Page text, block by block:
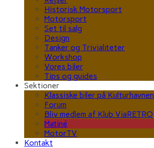
Historisk Motorsport
Motorsport
Set til salg
Design
Tanker og Trivialiteter
Workshop
Vores biler
Tips og guides
Sektioner
Klassiske biler på Kulturhavnen
Forum
Bliv medlem af Klub ViaRETRO
Matiné
MotorTV
Kontakt